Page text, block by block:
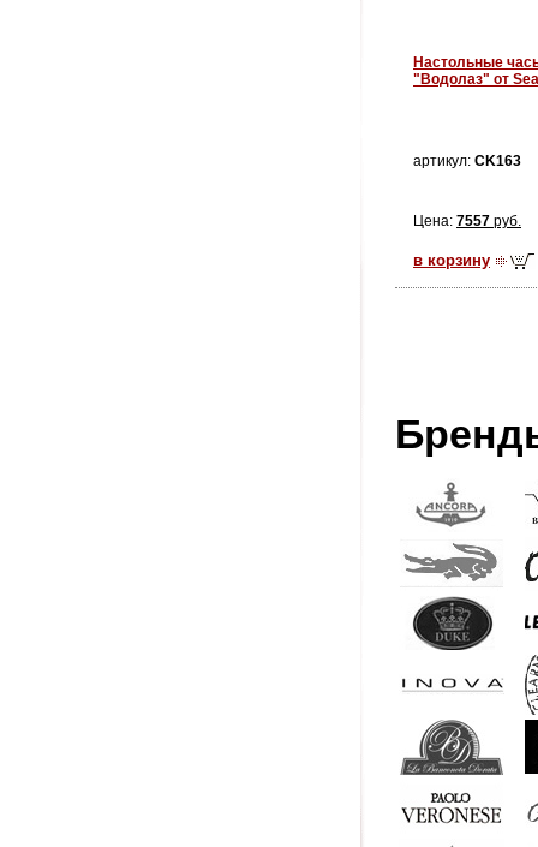
Настольные
"Водолаз" от
артикул: CK163
Цена: 7557 руб.
в корзину